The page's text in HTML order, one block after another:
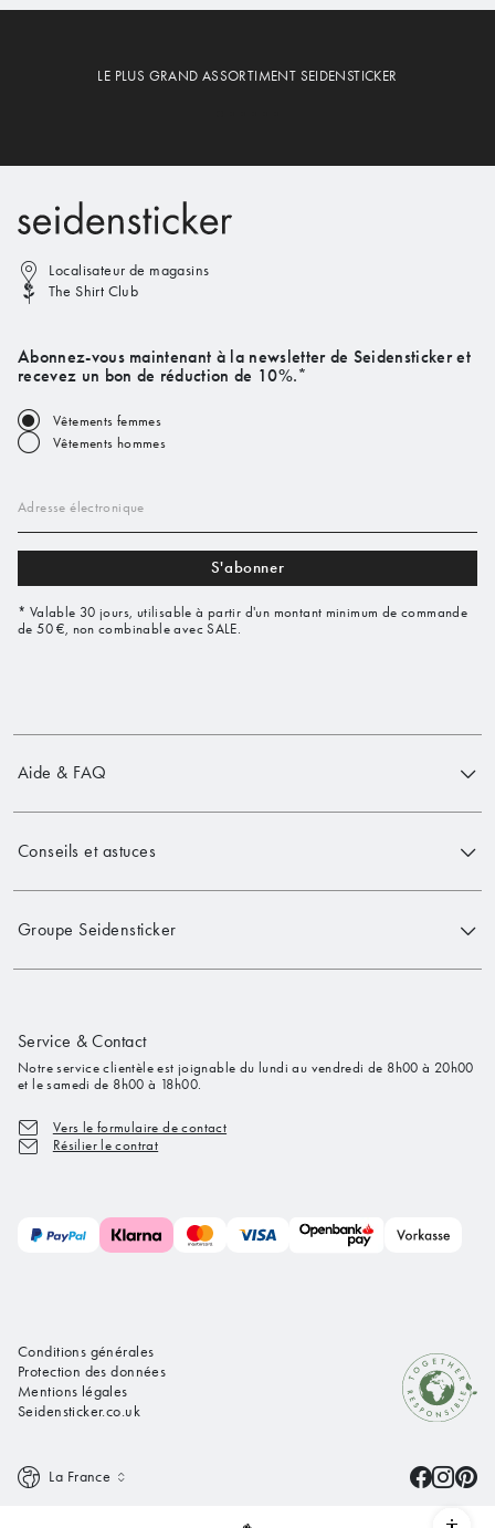
LE PLUS GRAND ASSORTIMENT SEIDENSTICKER
Localisateur de magasins
The Shirt Club
Abonnez-vous maintenant à la newsletter de Seidensticker et
recevez un bon de réduction de 10%.*
Vêtements femmes
Vêtements hommes
Adresse électronique
S'abonner
* Valable 30 jours, utilisable à partir d'un montant minimum de commande
de 50 €, non combinable avec SALE.
Aide & FAQ
Conseils et astuces
Groupe Seidensticker
Service & Contact
Notre service clientèle est joignable du lundi au vendredi de 8h00 à 20h00
et le samedi de 8h00 à 18h00.
Vers le formulaire de contact
Résilier le contrat
Conditions générales
Protection des données
Mentions légales
Seidensticker.co.uk
La France